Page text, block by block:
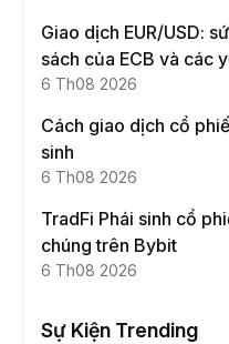
Giao dịch EUR/USD:
sách của ECB và các
này
6 Th08 2026
Cách giao dịch cổ
sinh
6 Th08 2026
TradFi Phái sinh cổ
chúng trên Bybit
6 Th08 2026
Sự Kiện Trending